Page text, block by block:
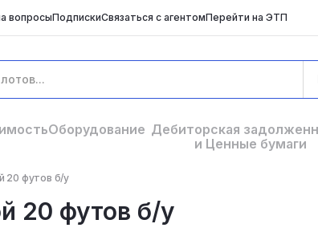
вопросыПодпискиСвязаться с агентомПерейти на ЭТП
Оборудование Дебиторская
и Ценные бумаги
20 футов б/у
20 футов б/у